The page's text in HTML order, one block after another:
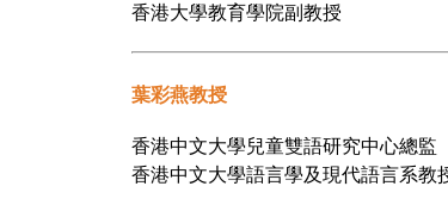
香港大學教育學院副教授
葉彩燕教授
香港中文大學兒童雙語研究中心總監
香港中文大學語言學及現代語言系教